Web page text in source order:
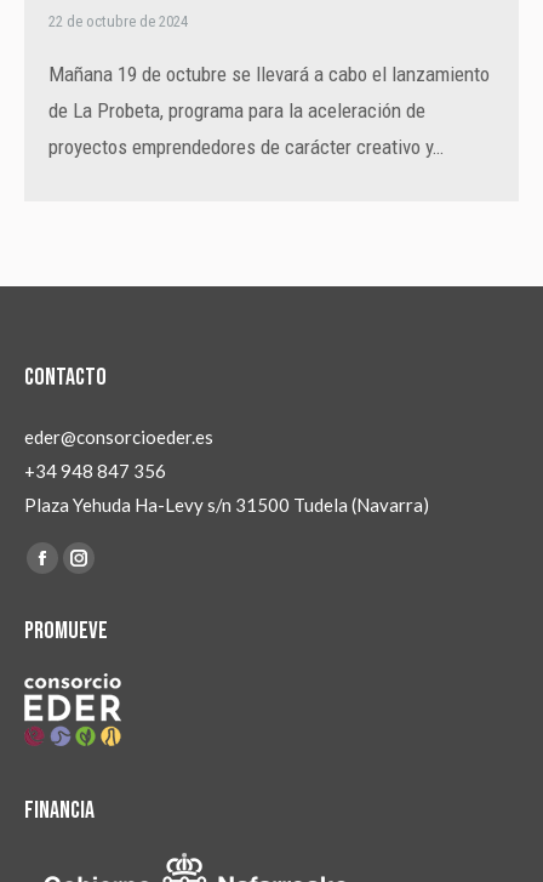
22 de octubre de 2024
Mañana 19 de octubre se llevará a cabo el lanzamiento
de La Probeta, programa para la aceleración de
proyectos emprendedores de carácter creativo y…
Contacto
eder@consorcioeder.es
+34 948 847 356
Plaza Yehuda Ha-Levy s/n 31500 Tudela (Navarra)
Encuéntranos en:
Facebook
opens
new
window
Instagram
opens
new
window
Promueve
Financia